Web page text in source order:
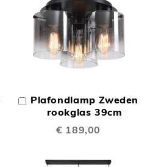
Plafondlamp Zweden
rookglas 39cm
€ 189,00
In
Winkelwagen